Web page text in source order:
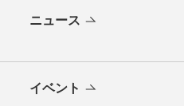
ニュース
イベント